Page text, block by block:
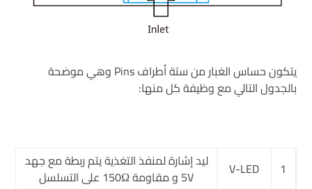
يتكون حساس الغبار من ستة أطراف Pins وهي موضحة
بالجدول التالي مع وظيفة كل منها:
1
V-LED
ليد إشارة لمنفذ التغذية يتم ربطة مع جهد
5V و مقاومة 150Ω على التسلسل